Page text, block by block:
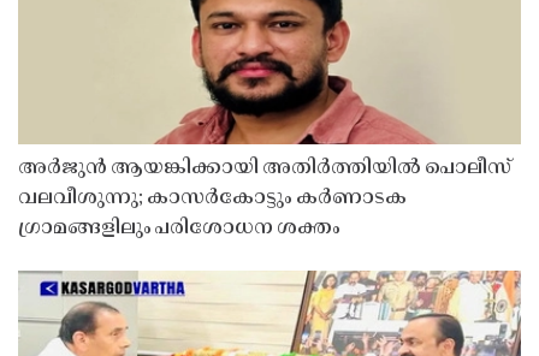
അർജുൻ ആയങ്കിക്കായി അതിർത്തിയിൽ പൊലീസ്
വലവീശുന്നു; കാസർകോട്ടും കർണാടക
ഗ്രാമങ്ങളിലും പരിശോധന ശക്തം